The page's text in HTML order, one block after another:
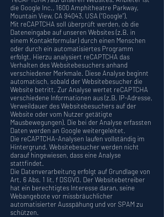
die Google Inc., 1600 Amphitheatre Parkway,
Mountain View, CA 94043, USA (“Google”).
Mit reCAPTCHA soll überprüft werden, ob die
Dateneingabe auf unseren Websites (z.B. in
einem Kontaktformular) durch einen Menschen
oder durch ein automatisiertes Programm
erfolgt. Hierzu analysiert reCAPTCHA das
Verhalten des Websitebesuchers anhand
verschiedener Merkmale. Diese Analyse beginnt
automatisch, sobald der Websitebesucher die
Website betritt. Zur Analyse wertet reCAPTCHA
verschiedene Informationen aus (z.B. IP-Adresse,
Verweildauer des Websitebesuchers auf der
Website oder vom Nutzer getätigte
Mausbewegungen). Die bei der Analyse erfassten
Daten werden an Google weitergeleitet.
Die reCAPTCHA-Analysen laufen vollständig im
Hintergrund. Websitebesucher werden nicht
darauf hingewiesen, dass eine Analyse
stattfindet.
Die Datenverarbeitung erfolgt auf Grundlage von
Art. 6 Abs. 1 lit. f DSGVO. Der Websitebetreiber
hat ein berechtigtes Interesse daran, seine
Webangebote vor missbräuchlicher
automatisierter Ausspähung und vor SPAM zu
schützen.